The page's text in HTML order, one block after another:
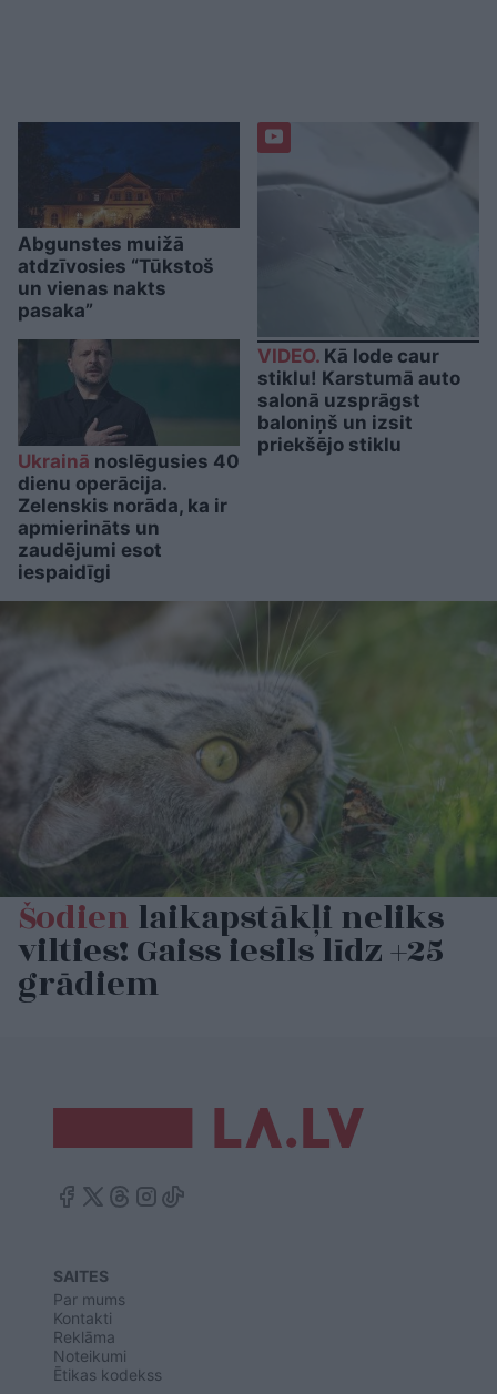
Abgunstes muižā
atdzīvosies “Tūkstoš
un vienas nakts
pasaka”
Ukrainā noslēgusies 40
dienu operācija.
Zelenskis norāda, ka ir
apmierināts un
zaudējumi esot
iespaidīgi
VIDEO. Kā lode caur
stiklu! Karstumā auto
salonā uzsprāgst
baloniņš un izsit
priekšējo stiklu
Šodienlaikapstākļi neliks
vilties! Gaiss iesils līdz +25
grādiem
SAITES
Par mums
Kontakti
Reklāma
Noteikumi
Ētikas kodekss